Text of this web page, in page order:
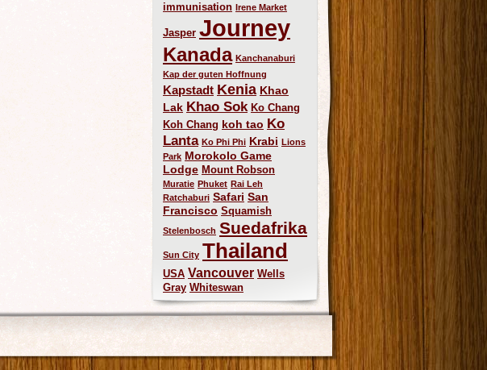
immunisation Irene Market
Jasper Journey
Kanada Kanchanaburi
Kap der guten Hoffnung
Kapstadt Kenia Khao
Lak Khao Sok Ko Chang
Koh Chang koh tao Ko
Lanta Ko Phi Phi Krabi Lions
Park Morokolo Game
Lodge Mount Robson
Muratie Phuket Rai Leh
Ratchaburi Safari San
Francisco Squamish
Stelenbosch Suedafrika
Sun City Thailand
USA Vancouver Wells
Gray Whiteswan